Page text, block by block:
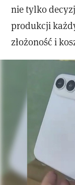
nie tylko
produkcji
złożoność i